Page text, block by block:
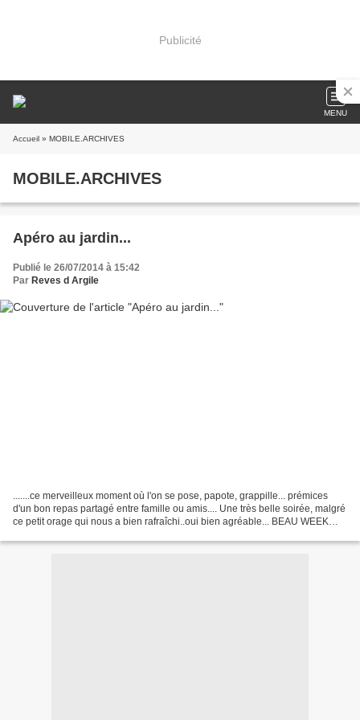
Publicité
MENU
Accueil » MOBILE.ARCHIVES
MOBILE.ARCHIVES
Apéro au jardin...
Publié le 26/07/2014 à 15:42
Par Reves d Argile
.......ce merveilleux moment où l'on se pose, papote, grappille... prémices
d'un bon repas partagé entre famille ou amis.... Une très belle soirée, malgré
ce petit orage qui nous a bien rafraîchi..oui bien agréable... BEAU WEEK